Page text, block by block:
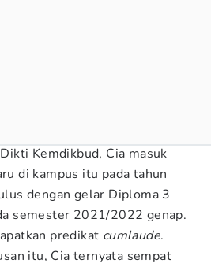
Kemdikbud, Cia masuk
di kampus itu pada tahun
dengan gelar Diploma 3
semester 2021/2022 genap.
predikat cumlaude.
itu, Cia ternyata sempat